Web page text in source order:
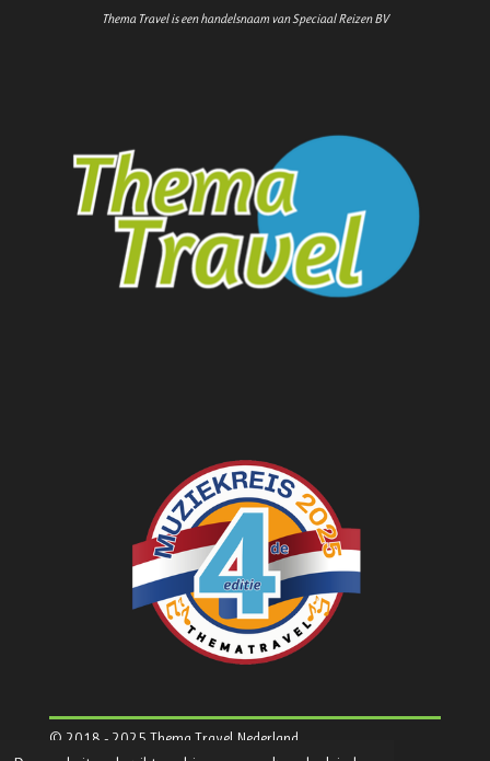
Thema Travel is een handelsnaam van Speciaal Reizen BV
© 2018 - 2025 Thema Travel Nederland